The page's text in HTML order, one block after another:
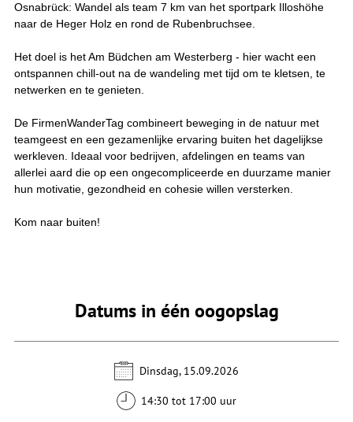
Osnabrück: Wandel als team 7 km van het sportpark Illoshöhe
naar de Heger Holz en rond de Rubenbruchsee.
Het doel is het Am Büdchen am Westerberg - hier wacht een
ontspannen chill-out na de wandeling met tijd om te kletsen, te
netwerken en te genieten.
De FirmenWanderTag combineert beweging in de natuur met
teamgeest en een gezamenlijke ervaring buiten het dagelijkse
werkleven. Ideaal voor bedrijven, afdelingen en teams van
allerlei aard die op een ongecompliceerde en duurzame manier
hun motivatie, gezondheid en cohesie willen versterken.
Kom naar buiten!
Datums in één oogopslag
Dinsdag, 15.09.2026
14:30 tot 17:00 uur